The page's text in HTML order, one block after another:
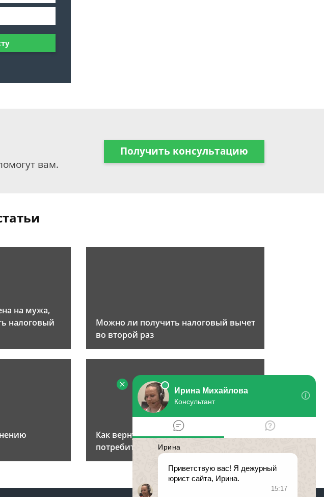
вам.
Получить консультацию
на мужа,
налоговый
Можно ли получить налоговый вычет
во второй раз
Как вернуть 13 процентов за
потребительский кредит